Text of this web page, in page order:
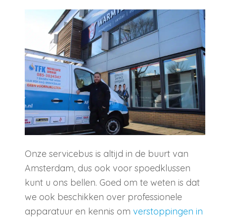
Onze servicebus is altijd in de buurt van
Amsterdam, dus ook voor spoedklussen
kunt u ons bellen. Goed om te weten is dat
we ook beschikken over professionele
apparatuur en kennis omverstoppingen in